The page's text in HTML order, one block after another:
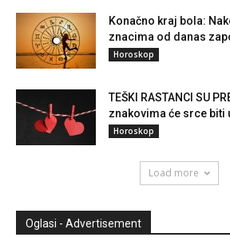
Konačno kraj bola:
znacima od danas
Horoskop
TEŠKI RASTANCI SU
znakovima će srce biti
Horoskop
Load more
Oglasi - Advertisement